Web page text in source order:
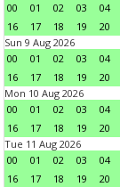
00
01 02 03 04
16
17 18 19 20
Sun 9 Aug 2026
00
01 02 03 04
16
17 18 19 20
Mon 10 Aug 2026
00
01 02 03 04
16
17 18 19 20
Tue 11 Aug 2026
00
01 02 03 04
16
17 18 19 20